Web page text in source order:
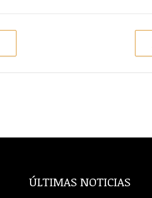
ÚLTIMAS NOTICIAS